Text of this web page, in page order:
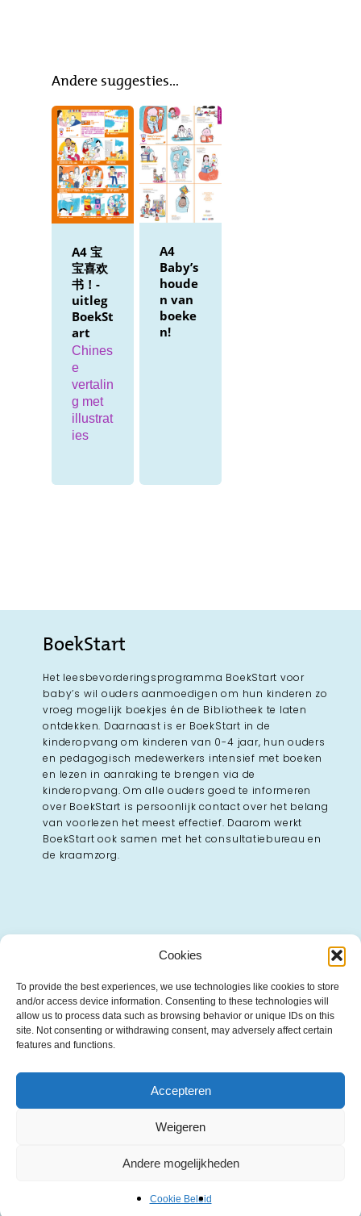
Cookies
To provide the best experiences, we use technologies like cookies to store
and/or access device information. Consenting to these technologies will
allow us to process data such as browsing behavior or unique IDs on this
site. Not consenting or withdrawing consent, may adversely affect certain
features and functions.
Accepteren
Weigeren
Andere mogelijkheden
Cookie Beleid
Andere suggesties…
A4 宝
宝喜欢
书！-
uitleg
BoekSt
art
Chines
e
vertalin
g met
illustrat
ies
A4
Baby’s
houde
n van
boeke
n!
BoekStart
Het leesbevorderingsprogramma BoekStart voor
baby’s wil ouders aanmoedigen om hun kinderen zo
vroeg mogelijk boekjes én de Bibliotheek te laten
ontdekken. Daarnaast is er BoekStart in de
kinderopvang om kinderen van 0-4 jaar, hun ouders
en pedagogisch medewerkers intensief met boeken
en lezen in aanraking te brengen via de
kinderopvang. Om alle ouders goed te informeren
over BoekStart is persoonlijk contact over het belang
van voorlezen het meest effectief. Daarom werkt
BoekStart ook samen met het consultatiebureau en
de kraamzorg.
Wellicht staat je vraag al op onze pagina met;
– Veelgestelde vragen
Contact
Neem contact met ons op via